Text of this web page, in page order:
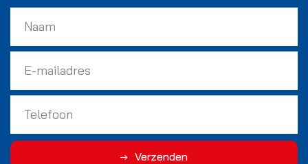
Verzenden